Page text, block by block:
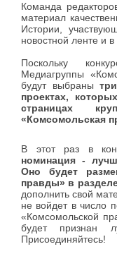
Команда
материал
Истории,
новостной ленте и в
Поскольку
Медиагруппы
будут выбраны
проектах,
страницах
«Комсомольская
В этот раз в
номинация -
Оно будет
правды» в
дополнить свой
не войдет в число
«Комсомольской
будет признан
Присоединяйтесь!